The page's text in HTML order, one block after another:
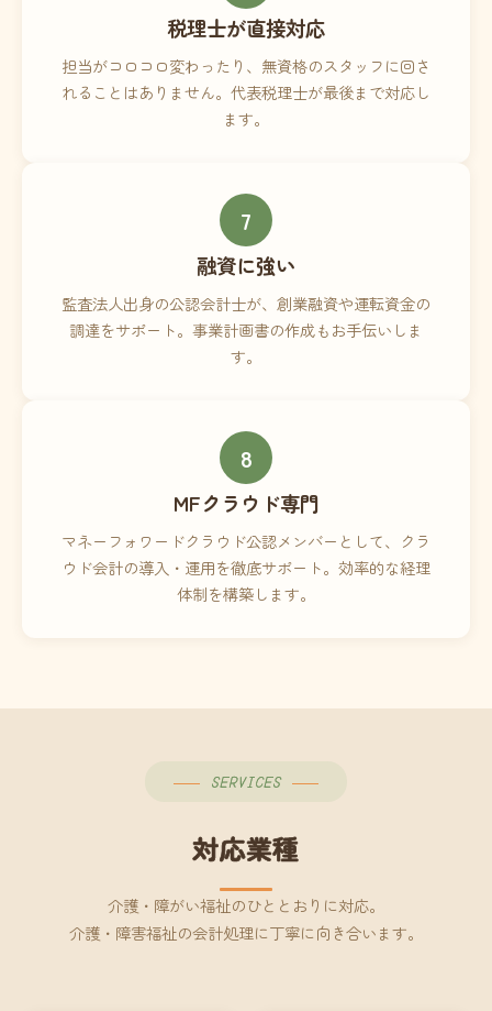
税理士が直接対応
担当がコロコロ変わったり、無資格のスタッフに回さ
れることはありません。代表税理士が最後まで対応し
ます。
7
融資に強い
監査法人出身の公認会計士が、創業融資や運転資金の
調達をサポート。事業計画書の作成もお手伝いしま
す。
8
MFクラウド専門
マネーフォワードクラウド公認メンバーとして、クラ
ウド会計の導入・運用を徹底サポート。効率的な経理
体制を構築します。
SERVICES
対応業種
介護・障がい福祉のひととおりに対応。
介護・障害福祉の会計処理に丁寧に向き合います。